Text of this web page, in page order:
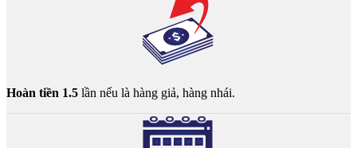
Hoàn tiền 1.5 lần nếu là hàng giả, hàng nhái.